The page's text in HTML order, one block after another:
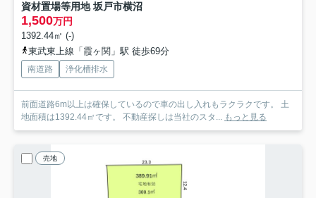
資材置場等用地 坂戸市横沼
1,500万円
1392.44㎡ (-)
東武東上線「霞ヶ関」駅 徒歩69分
南道路 浄化槽排水
前面道路6m以上は確保しているので車の出し入れもラクラクです。 土
地面積は1392.44㎡です。 不動産探しは当社のスタ... もっと見る
売地